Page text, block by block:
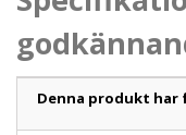
Denna produkt har